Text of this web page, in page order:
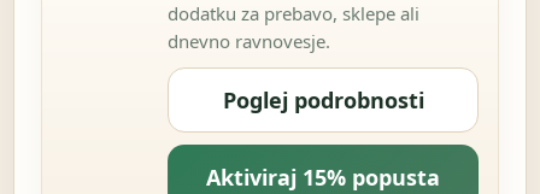
dodatku za prebavo, sklepe ali
dnevno ravnovesje.
Poglej podrobnosti
Aktiviraj 15% popusta